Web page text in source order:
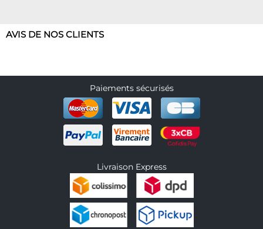
AVIS DE NOS CLIENTS
Paiements sécurisés
Livraison Express